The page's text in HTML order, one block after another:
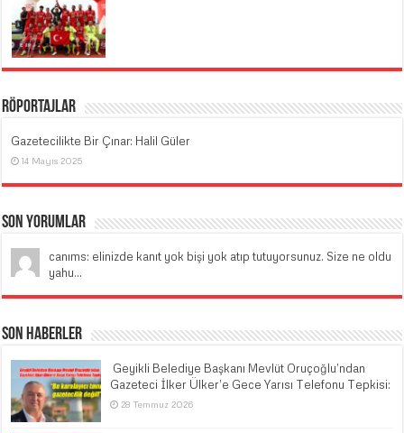
Röportajlar
Gazetecilikte Bir Çınar: Halil Güler
14 Mayıs 2025
Son Yorumlar
canıms: elinizde kanıt yok bişi yok atıp tutuyorsunuz. Size ne oldu
yahu...
Son Haberler
​ Geyikli Belediye Başkanı Mevlüt Oruçoğlu’ndan
Gazeteci İlker Ülker’e Gece Yarısı Telefonu Tepkisi:
28 Temmuz 2026